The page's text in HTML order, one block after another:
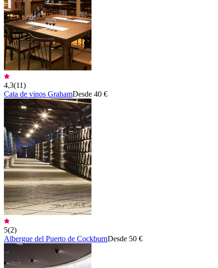
4,3(11)
Cata de vinos GrahamDesde 40 €
5(2)
Albergue del Puerto de CockburnDesde 50 €